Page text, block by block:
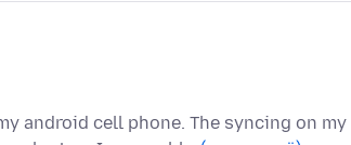
android cell phone. The syncing on